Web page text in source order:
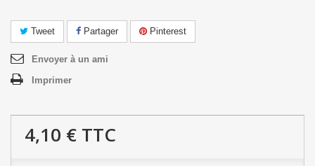
Tweet Partager Pinterest
Envoyer à un ami
Imprimer
4,10 € TTC